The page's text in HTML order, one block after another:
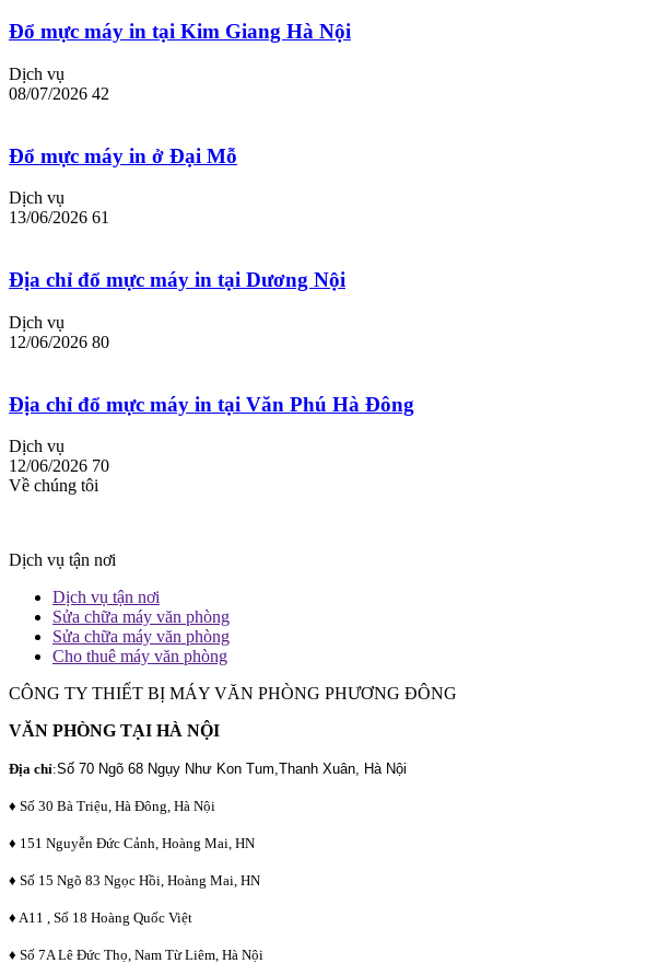
Đổ mực máy in tại Kim Giang Hà Nội
Dịch vụ
08/07/2026 42
Đổ mực máy in ở Đại Mỗ
Dịch vụ
13/06/2026 61
Địa chỉ đổ mực máy in tại Dương Nội
Dịch vụ
12/06/2026 80
Địa chỉ đổ mực máy in tại Văn Phú Hà Đông
Dịch vụ
12/06/2026 70
Về chúng tôi
Dịch vụ tận nơi
Dịch vụ tận nơi
Sửa chữa máy văn phòng
Sửa chữa máy văn phòng
Cho thuê máy văn phòng
CÔNG TY THIẾT BỊ MÁY VĂN PHÒNG PHƯƠNG ĐÔNG
VĂN PHÒNG TẠI HÀ NỘI
Địa chỉ:Số 70 Ngõ 68 Ngụy Như Kon Tum,Thanh Xuân, Hà Nội
♦ Số 30 Bà Triệu, Hà Đông, Hà Nội
♦ 151 Nguyễn Đức Cảnh, Hoàng Mai, HN
♦ Số 15 Ngõ 83 Ngọc Hồi, Hoàng Mai, HN
♦ A11 , Số 18 Hoàng Quốc Việt
♦ Số 7A Lê Đức Thọ, Nam Từ Liêm, Hà Nội